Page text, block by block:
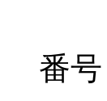
番